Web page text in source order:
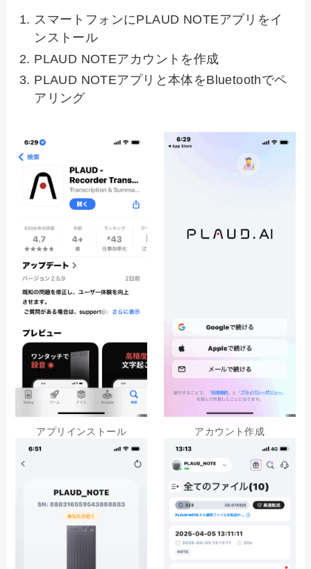
スマートフォンにPLAUD NOTEアプリをイ
ンストール
PLAUD NOTEアカウントを作成
PLAUD NOTEアプリと本体をBluetoothでペ
アリング
アプリインストール アカウント作成